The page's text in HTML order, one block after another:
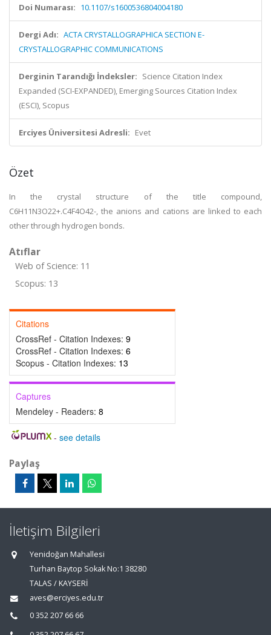
Doi Numarası: 10.1107/s1600536804004180
Dergi Adı: ACTA CRYSTALLOGRAPHICA SECTION E-
CRYSTALLOGRAPHIC COMMUNICATIONS
Derginin Tarandığı İndeksler: Science Citation Index
Expanded (SCI-EXPANDED), Emerging Sources Citation Index
(ESCI), Scopus
Erciyes Üniversitesi Adresli: Evet
Özet
In the crystal structure of the title compound,
C6H11N3O22+.C4F4O42-, the anions and cations are linked to each
other through hydrogen bonds.
Atıflar
Web of Science: 11
Scopus: 13
Citations
CrossRef - Citation Indexes: 9
CrossRef - Citation Indexes: 6
Scopus - Citation Indexes: 13
Captures
Mendeley - Readers: 8
- see details
Paylaş
İletişim Bilgileri
Yenidoğan Mahallesi
Turhan Baytop Sokak No:1 38280
TALAS / KAYSERİ
aves@erciyes.edu.tr
0 352 207 66 66